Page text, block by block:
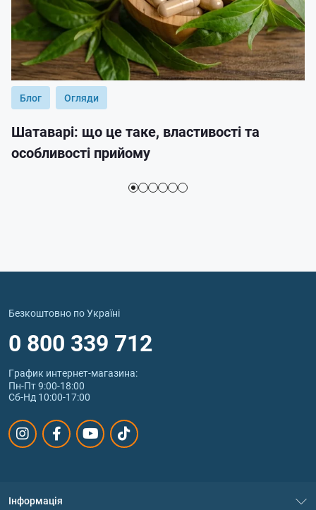
Блог Огляди
Шатаварі: що це таке, властивості та
особливості прийому
Безкоштовно по Україні
0 800 339 712
График интернет‑магазина:
Пн-Пт 9:00-18:00
Сб-Нд 10:00-17:00
Інформація